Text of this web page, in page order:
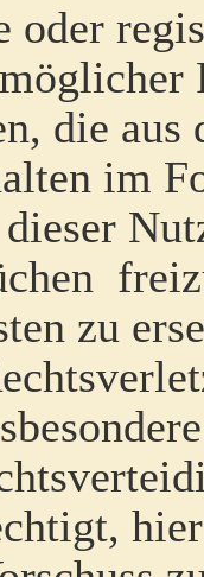
die
im
zu